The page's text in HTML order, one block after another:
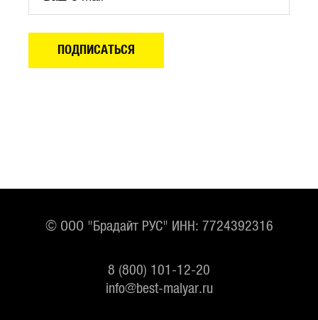
© ООО "Брадайт РУС" ИНН: 7724392316
8 (800) 101-12-20
info@best-malyar.ru